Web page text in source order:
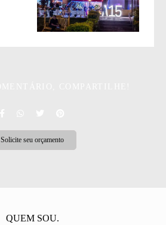
Solicite seu orçamento
QUEM SOU.